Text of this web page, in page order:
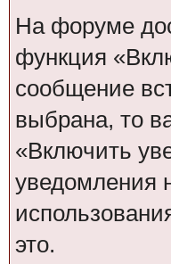
На форуме
функция
сообщение
выбрана, то
«Включить
уведомления
это.